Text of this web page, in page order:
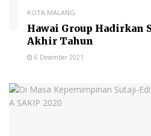
KOTA MALANG
Hawai Group Hadirkan
Akhir Tahun
6 Desember 2021